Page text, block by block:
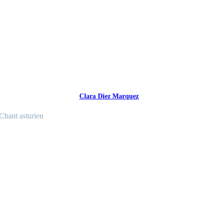
Clara Diez Marquez
asturien